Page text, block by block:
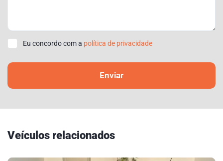
Eu concordo com a política de privacidade
Enviar
Veículos relacionados